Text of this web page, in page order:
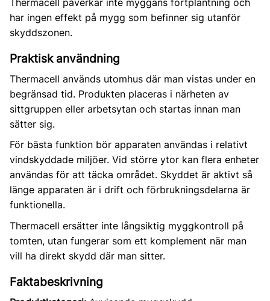
Thermacell påverkar inte myggans fortplantning och
har ingen effekt på mygg som befinner sig utanför
skyddszonen.
Praktisk användning
Thermacell används utomhus där man vistas under en
begränsad tid. Produkten placeras i närheten av
sittgruppen eller arbetsytan och startas innan man
sätter sig.
För bästa funktion bör apparaten användas i relativt
vindskyddade miljöer. Vid större ytor kan flera enheter
användas för att täcka området. Skyddet är aktivt så
länge apparaten är i drift och förbrukningsdelarna är
funktionella.
Thermacell ersätter inte långsiktig myggkontroll på
tomten, utan fungerar som ett komplement när man
vill ha direkt skydd där man sitter.
Faktabeskrivning